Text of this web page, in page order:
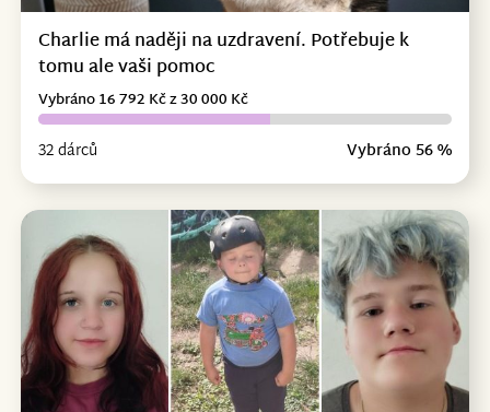
Charlie má naději na uzdravení. Potřebuje k
tomu ale vaši pomoc
32 dárců Vybráno 56 %
Vybráno 16 792 Kč z 30 000 Kč